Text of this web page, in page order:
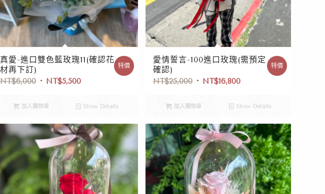
真愛-進口雙色藍玫瑰11(確認花
材再下訂)
NT$6,000 NT$5,500
特價
加入購物車
愛情誓言-100進口玫瑰(需預定
確認)
NT$25,000 NT$16,800
特價
加入購物車